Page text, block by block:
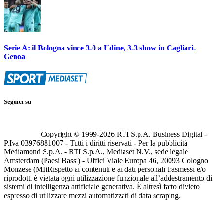
Serie A: il Bologna vince 3-0 a Udine, 3-3 show in Cagliari-
Genoa
Seguici su
Copyright © 1999-2026 RTI S.p.A. Business Digital -
P.Iva 03976881007 - Tutti i diritti riservati - Per la pubblicità
Mediamond S.p.A. - RTI S.p.A., Mediaset N.V., sede legale
Amsterdam (Paesi Bassi) - Uffici Viale Europa 46, 20093 Cologno
Monzese (MI)Rispetto ai contenuti e ai dati personali trasmessi e/o
riprodotti è vietata ogni utilizzazione funzionale all’addestramento di
sistemi di intelligenza artificiale generativa. È altresì fatto divieto
espresso di utilizzare mezzi automatizzati di data scraping.